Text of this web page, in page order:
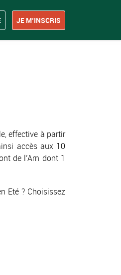
JE M’INSCRIS
effective à partir
accès aux 10
de l’Arn dont 1
Eté ? Choisissez